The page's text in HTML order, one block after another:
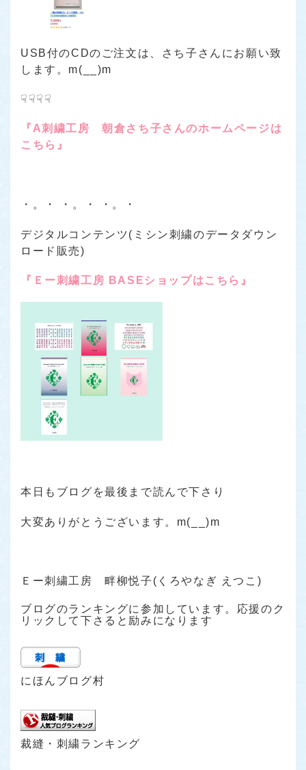
USB付のCDのご注文は、さち子さんにお願い致
します。m(__)m
☟☟☟☟
『A刺繍工房 朝倉さち子さんのホームページは
こちら』
・。・ ・。・ ・。・
デジタルコンテンツ(ミシン刺繍のデータダウン
ロード販売)
『Ｅー刺繍工房 BASEショップはこちら』
本日もブログを最後まで読んで下さり
大変ありがとうございます。m(__)m
Ｅー刺繍工房 畔柳悦子(くろやなぎ えつこ)
ブログのランキングに参加しています。応援のク
リックして下さると励みになります
にほんブログ村
裁縫・刺繍ランキング